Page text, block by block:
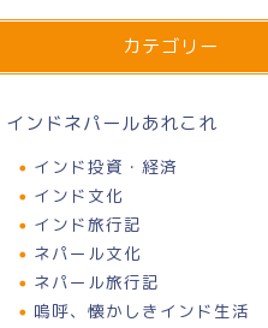
カテゴリー
インドネパールあれこれ
インド投資・経済
インド文化
インド旅行記
ネパール文化
ネパール旅行記
嗚呼、懐かしきインド生活